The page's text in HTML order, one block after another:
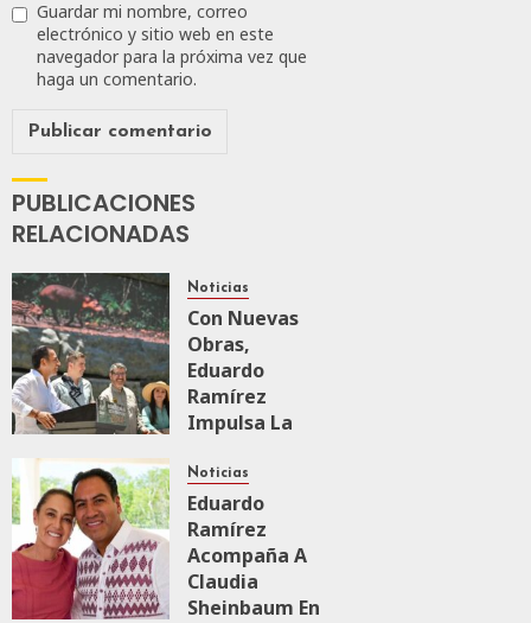
Guardar mi nombre, correo
electrónico y sitio web en este
navegador para la próxima vez que
haga un comentario.
PUBLICACIONES
RELACIONADAS
Noticias
Con Nuevas
Obras,
Eduardo
Ramírez
Impulsa La
Integral Del
ZooMAT
JULIO 28, 2026
0
119
Noticias
Eduardo
Ramírez
Acompaña A
Claudia
Sheinbaum En